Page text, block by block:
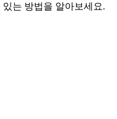
는 방법을 알아보세요.